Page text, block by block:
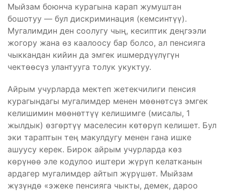
Мыйзам боюнча курагына карап жумуштан
бошотуу — бул дискриминация (кемсинтүү).
Мугалимдин ден соолугу чың, кесиптик деңгээли
жогору жана өз каалоосу бар болсо, ал пенсияга
чыккандан кийин да эмгек ишмердүүлүгүн
чектөөсүз улантууга толук укуктуу.
Айрым учурларда мектеп жетекчилиги пенсия
курагындагы мугалимдер менен мөөнөтсүз эмгек
келишимин мөөнөттүү келишимге (мисалы, 1
жылдык) өзгөртүү маселесин көтөрүп келишет. Бул
эки тараптын тең макулдугу менен гана ишке
ашуусу керек. Бирок айрым учурларда көз
көрүнөө эле кодулоо иштери жүрүп келатканын
ардагер мугалимдер айтып жүрүшөт. Мыйзам
жүзүндө «эжеке пенсияга чыкты, демек, дароо